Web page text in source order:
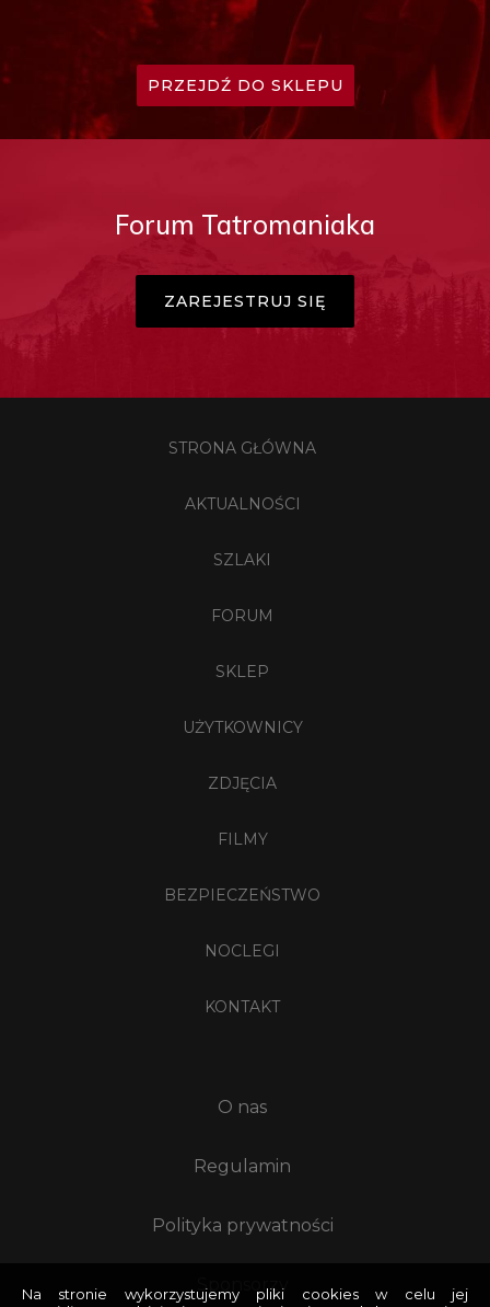
PRZEJDŹ DO SKLEPU
Forum Tatromaniaka
ZAREJESTRUJ SIĘ
STRONA GŁÓWNA
AKTUALNOŚCI
SZLAKI
FORUM
SKLEP
UŻYTKOWNICY
ZDJĘCIA
FILMY
BEZPIECZEŃSTWO
NOCLEGI
KONTAKT
O nas
Regulamin
Polityka prywatności
Sponsorzy
Na stronie wykorzystujemy pliki cookies w celu jej